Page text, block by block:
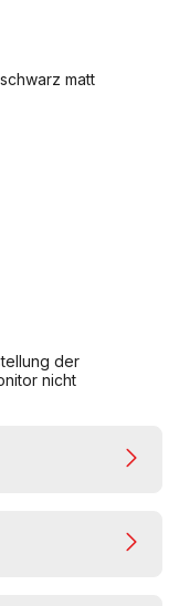
matt
der
nicht